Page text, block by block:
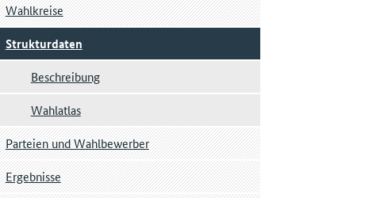
Wahlkreise
Strukturdaten
Beschreibung
Wahlatlas
Parteien und Wahlbewerber
Ergebnisse